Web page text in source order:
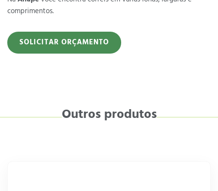
comprimentos.
SOLICITAR ORÇAMENTO
Outros produtos